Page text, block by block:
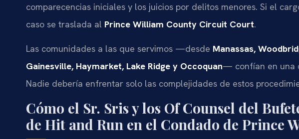
comparecencias iniciales y los juicios por delitos menores. Si el
caso se traslada al Prince William County Circuit Court.
Las comunidades a las que servimos —desde Manassas,
Gainesville, Haymarket, Lake Ridge y Occoquan— confían en una
Nadie debería enfrentar solo las complejidades de estos
Cómo el Sr. Sris y los Of Counsel del
de Hit and Run en el Condado de Prince